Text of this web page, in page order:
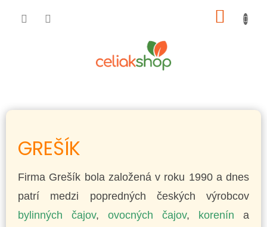
KOŠÍK
GREŠÍK
Firma Grešík bola založená v roku 1990 a dnes
patrí medzi popredných českých výrobcov
bylinných čajov, ovocných čajov, korenín a